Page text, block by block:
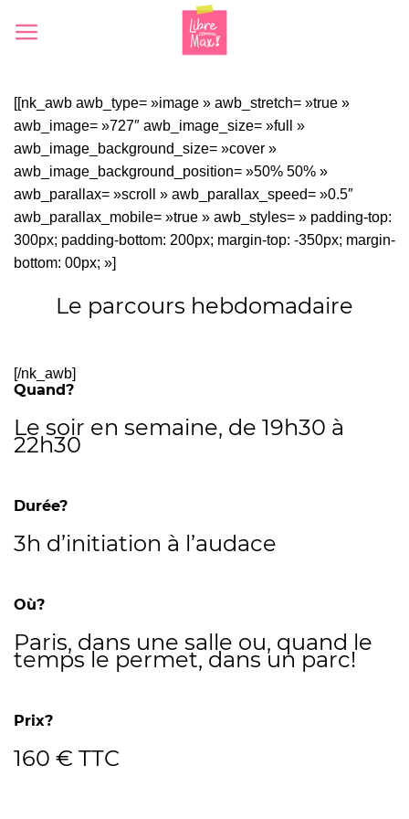
[[nk_awb awb_type= »image » awb_stretch= »true »
awb_image= »727″ awb_image_size= »full »
awb_image_background_size= »cover »
awb_image_background_position= »50% 50% »
awb_parallax= »scroll » awb_parallax_speed= »0.5″
awb_parallax_mobile= »true » awb_styles= » padding-top:
300px; padding-bottom: 200px; margin-top: -350px; margin-
bottom: 00px; »]
Le parcours hebdomadaire
[/nk_awb]
Quand?
Le soir en semaine, de 19h30 à
22h30
Durée?
3h d’initiation à l’audace
Où?
Paris, dans une salle ou, quand le
temps le permet, dans un parc!
Prix?
160 € TTC